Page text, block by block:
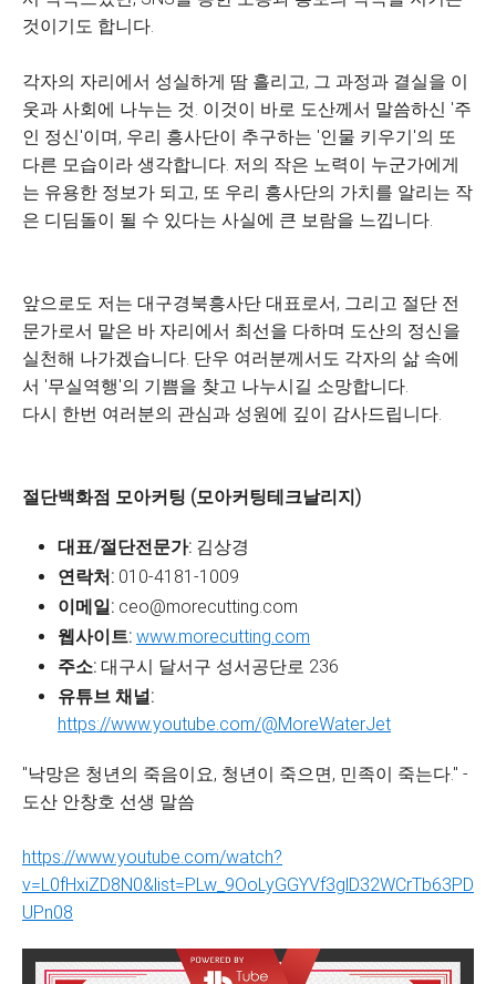
것이기도 합니다.
각자의 자리에서 성실하게 땀 흘리고, 그 과정과 결실을 이
웃과 사회에 나누는 것. 이것이 바로 도산께서 말씀하신 '주
인 정신'이며, 우리 흥사단이 추구하는 '인물 키우기'의 또
다른 모습이라 생각합니다. 저의 작은 노력이 누군가에게
는 유용한 정보가 되고, 또 우리 흥사단의 가치를 알리는 작
은 디딤돌이 될 수 있다는 사실에 큰 보람을 느낍니다.
앞으로도 저는 대구경북흥사단 대표로서, 그리고 절단 전
문가로서 맡은 바 자리에서 최선을 다하며 도산의 정신을
실천해 나가겠습니다. 단우 여러분께서도 각자의 삶 속에
서 '무실역행'의 기쁨을 찾고 나누시길 소망합니다.
다시 한번 여러분의 관심과 성원에 깊이 감사드립니다.
절단백화점 모아커팅 (모아커팅테크날리지)
대표/절단전문가: 김상경
연락처: 010-4181-1009
이메일: ceo@morecutting.com
웹사이트: www.morecutting.com
주소: 대구시 달서구 성서공단로 236
유튜브 채널:
https://www.youtube.com/@MoreWaterJet
"낙망은 청년의 죽음이요, 청년이 죽으면, 민족이 죽는다." -
도산 안창호 선생 말씀
https://www.youtube.com/watch?
v=L0fHxiZD8N0&list=PLw_9OoLyGGYVf3glD32WCrTb63PD
UPn08